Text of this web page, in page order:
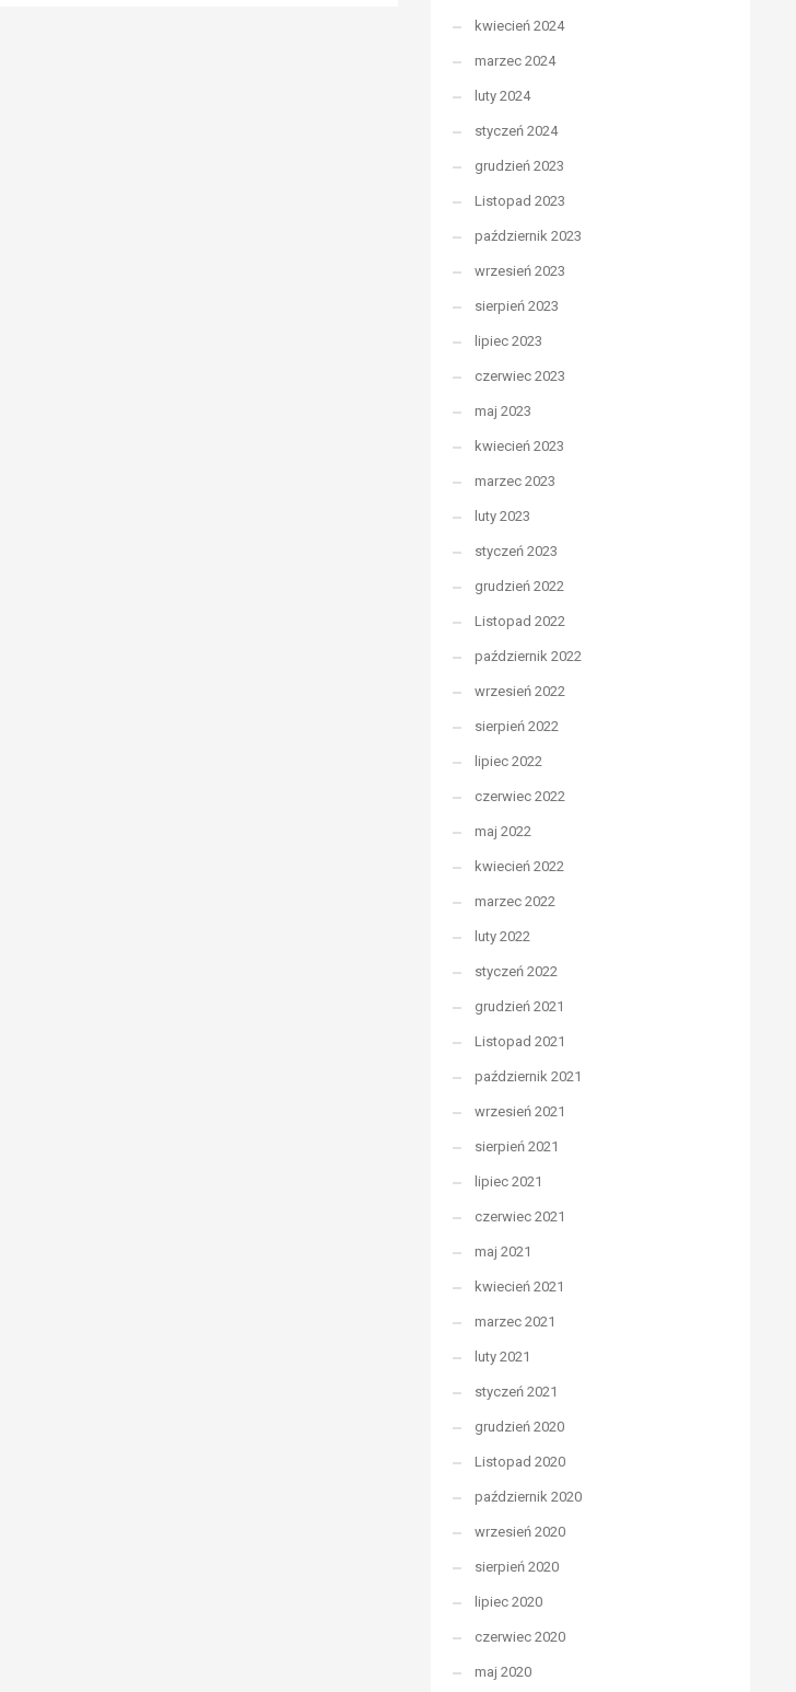
kwiecień 2024
marzec 2024
luty 2024
styczeń 2024
grudzień 2023
Listopad 2023
październik 2023
wrzesień 2023
sierpień 2023
lipiec 2023
czerwiec 2023
maj 2023
kwiecień 2023
marzec 2023
luty 2023
styczeń 2023
grudzień 2022
Listopad 2022
październik 2022
wrzesień 2022
sierpień 2022
lipiec 2022
czerwiec 2022
maj 2022
kwiecień 2022
marzec 2022
luty 2022
styczeń 2022
grudzień 2021
Listopad 2021
październik 2021
wrzesień 2021
sierpień 2021
lipiec 2021
czerwiec 2021
maj 2021
kwiecień 2021
marzec 2021
luty 2021
styczeń 2021
grudzień 2020
Listopad 2020
październik 2020
wrzesień 2020
sierpień 2020
lipiec 2020
czerwiec 2020
maj 2020